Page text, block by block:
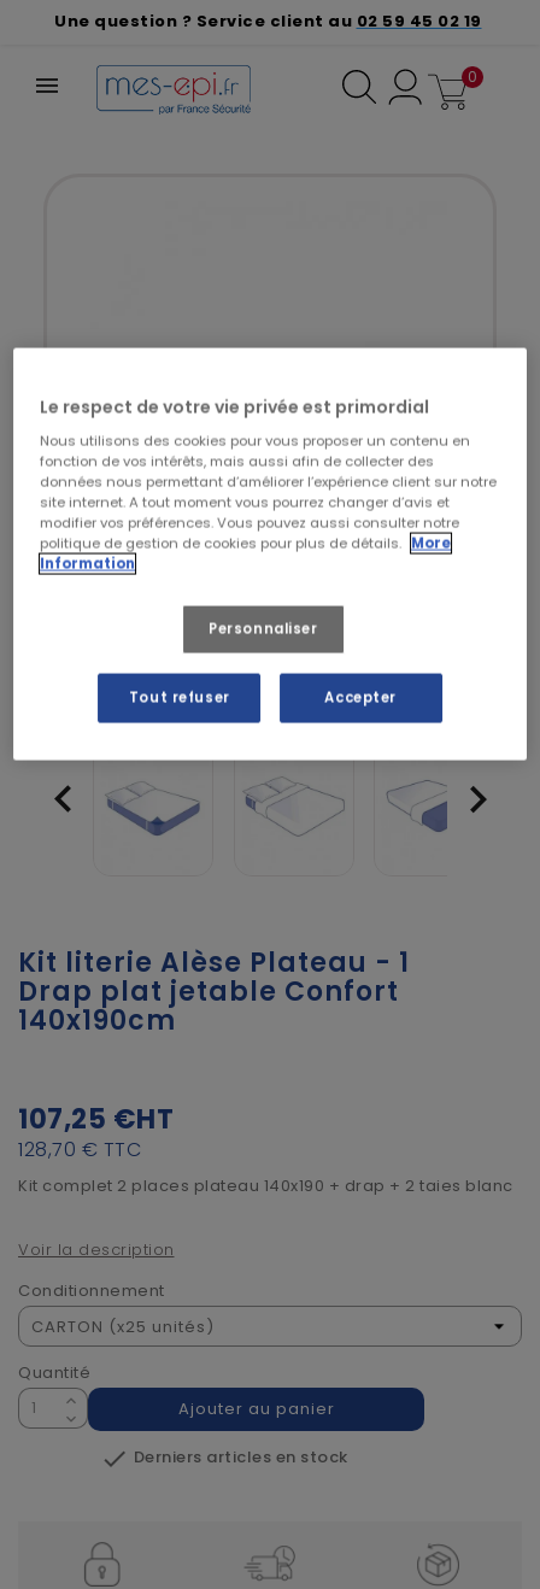
Une question ? Service client au 02 59 45 02 19
0
 
Kit literie Alèse Plateau - 1
Drap plat jetable Confort
140x190cm
107,25 €HT
128,70 € TTC
Kit complet 2 places plateau 140x190 + drap + 2 taies blanc
Voir la description
Conditionnement
Quantité
Ajouter au panier
 Derniers articles en stock
Le respect de votre vie privée est primordial
Nous utilisons des cookies pour vous proposer un contenu en
fonction de vos intérêts, mais aussi afin de collecter des
données nous permettant d’améliorer l’expérience client sur notre
site internet. A tout moment vous pourrez changer d’avis et
modifier vos préférences. Vous pouvez aussi consulter notre
politique de gestion de cookies pour plus de détails. More
Information
Personnaliser
Tout refuser Accepter